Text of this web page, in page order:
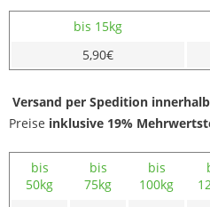
bis 15kg
5,90€
Versand per Spedition
Preise inklusive 19%
bis
50kg
bis
75kg
bis
100kg